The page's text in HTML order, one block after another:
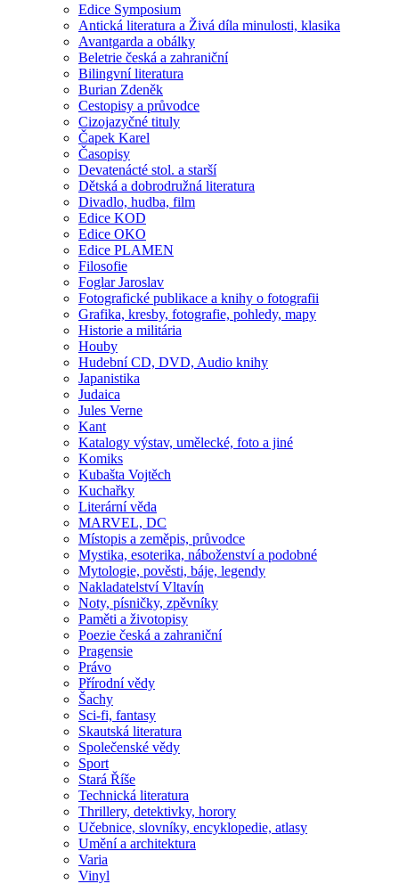
Edice Symposium
Antická literatura a Živá díla minulosti, klasika
Avantgarda a obálky
Beletrie česká a zahraniční
Bilingvní literatura
Burian Zdeněk
Cestopisy a průvodce
Cizojazyčné tituly
Čapek Karel
Časopisy
Devatenácté stol. a starší
Dětská a dobrodružná literatura
Divadlo, hudba, film
Edice KOD
Edice OKO
Edice PLAMEN
Filosofie
Foglar Jaroslav
Fotografické publikace a knihy o fotografii
Grafika, kresby, fotografie, pohledy, mapy
Historie a militária
Houby
Hudební CD, DVD, Audio knihy
Japanistika
Judaica
Jules Verne
Kant
Katalogy výstav, umělecké, foto a jiné
Komiks
Kubašta Vojtěch
Kuchařky
Literární věda
MARVEL, DC
Místopis a zeměpis, průvodce
Mystika, esoterika, náboženství a podobné
Mytologie, pověsti, báje, legendy
Nakladatelství Vltavín
Noty, písničky, zpěvníky
Paměti a životopisy
Poezie česká a zahraniční
Pragensie
Právo
Přírodní vědy
Šachy
Sci-fi, fantasy
Skautská literatura
Společenské vědy
Sport
Stará Říše
Technická literatura
Thrillery, detektivky, horory
Učebnice, slovníky, encyklopedie, atlasy
Umění a architektura
Varia
Vinyl